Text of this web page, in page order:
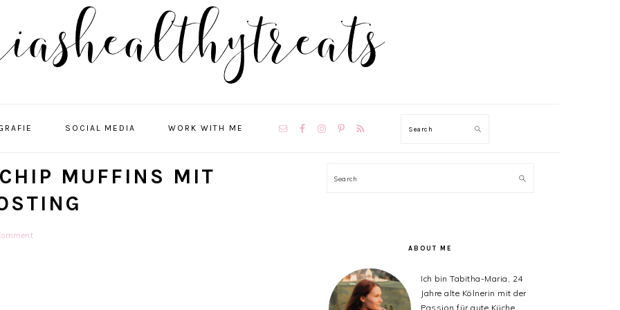
SOCIAL MEDIA WORK WITH ME
NAVIGATION
MENU:
Search
MUFFINS MIT
SIDEBAR
Search
ABOUT ME
Ich bin Tabitha-Maria, 24
Jahre alte Kölnerin mit der
Passion für gute Küche,